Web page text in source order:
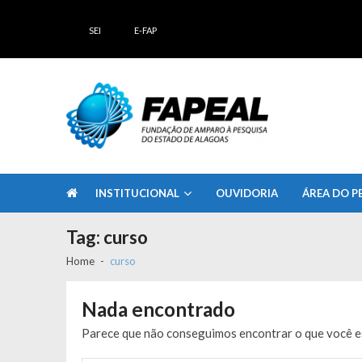
SEI E-FAP
INSTITUCIONAL OUVIDORIA ÁREA DO
Tag: curso
Home curso
Nada encontrado
Parece que não conseguimos encontrar o que você